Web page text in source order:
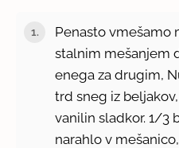
Penasto vmešamo
stalnim mešanjem
enega za drugim,
trd sneg iz
vanilin sladkor. 1/3
narahlo v